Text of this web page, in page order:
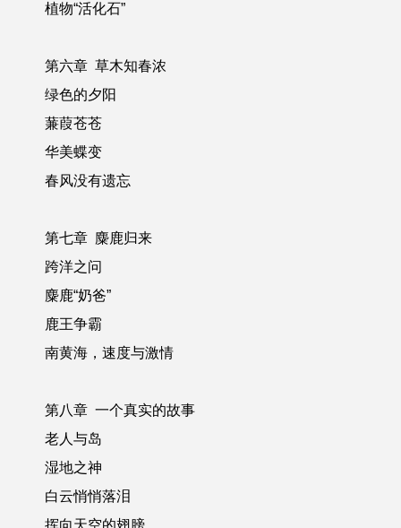
植物“活化石”
第六章 草木知春浓
绿色的夕阳
蒹葭苍苍
华美蝶变
春风没有遗忘
第七章 麋鹿归来
跨洋之问
麋鹿“奶爸”
鹿王争霸
南黄海，速度与激情
第八章 一个真实的故事
老人与岛
湿地之神
白云悄悄落泪
挥向天空的翅膀